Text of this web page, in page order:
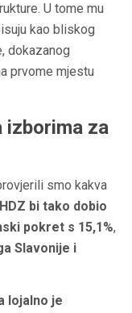
U tome mu
kao bliskog
dokazanog
prvome mjestu
izborima za
smo kakva
HDZ bi tako dobio
pokret s 15,1%,
Slavonije i
lojalno je